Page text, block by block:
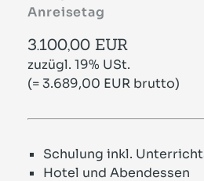
Anreisetag
3.100,00 EUR
zuzügl. 19% USt.
(= 3.689,00 EUR brutto)
Schulung inkl.
Hotel und Abendessen